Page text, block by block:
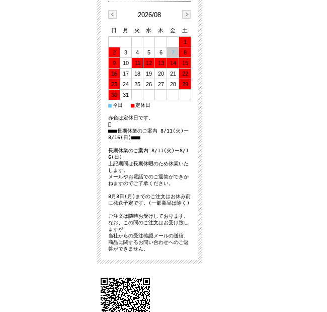
2026/08
日 月 火 水 木 金
土
1
2
3 4 5 6 7
8
9
10 11 12 13 14
15
16
17 18 19 20 21
22
23
24 25 26 27 28
29
30
31
■今日 ■定休日
赤色は定休日です。

■■■長期休業のご案内 8/11(火)ー
8/16(日)■■■
長期休業のご案内 8/11(火)ー8/1
6(日)
上記期間は長期休暇のため休業いた
します。
メールやお電話でのご返答ができか
ねますのでご了承ください。
8月3日(月)までのご注文はお休み前
に発送予定です。(一部商品は除く)
ご注文は随時お受けしております。
なお、この間のご注文はお受け致し
ますが
当社からの受注確認メールの送信、
商品に関するお問い合わせへのご返
答ができません。